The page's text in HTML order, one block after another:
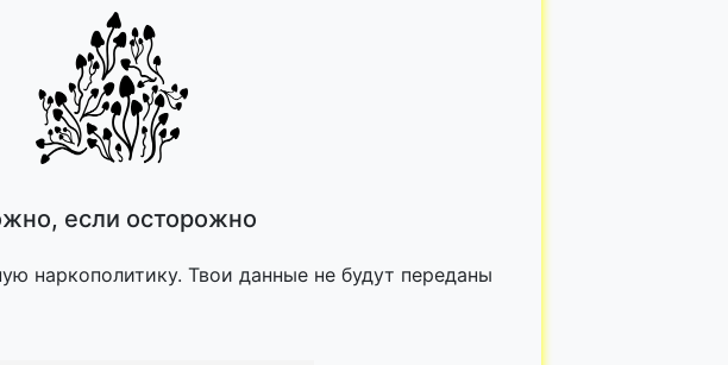
если осторожно
наркополитику. Твои данные не будут переданы